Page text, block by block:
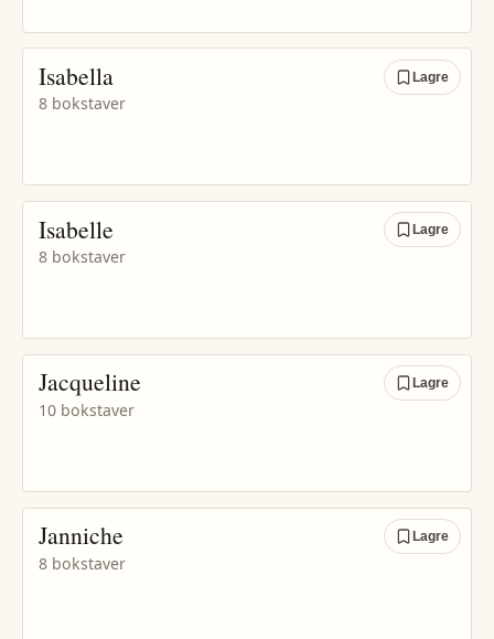
Isabella
8 bokstaver
Lagre
Isabelle
8 bokstaver
Lagre
Jacqueline
10 bokstaver
Lagre
Janniche
8 bokstaver
Lagre